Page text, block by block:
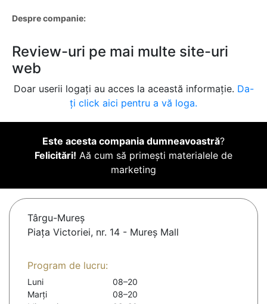
Despre companie:
Review-uri pe mai multe site-uri
web
Doar userii logați au acces la această informație. Da-
ți click aici pentru a vă loga.
Este acesta compania dumneavoastră?
Felicitări! Aă cum să primești materialele de
marketing
Târgu-Mureş
Piaţa Victoriei, nr. 14 - Mureş Mall
Program de lucru:
Luni
08–20
Marți
08–20